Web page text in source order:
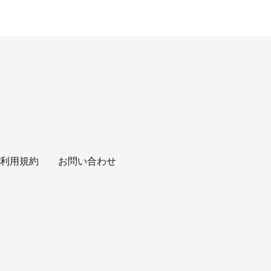
利用規約 お問い合わせ